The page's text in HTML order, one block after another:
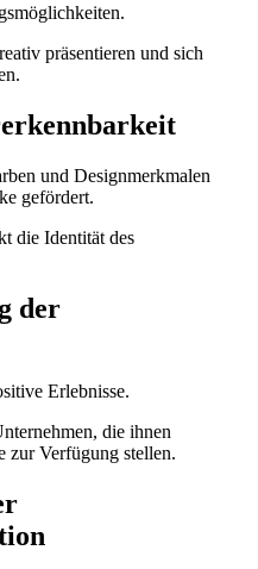
präsentieren und sich
und Designmerkmalen
gefördert.
die Identität des
der
Erlebnisse.
die ihnen
zur Verfügung stellen.